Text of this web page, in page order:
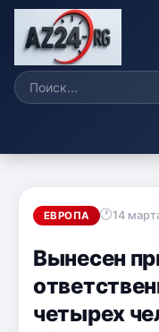
ЕВРОПА 14
Вынесен
четырех